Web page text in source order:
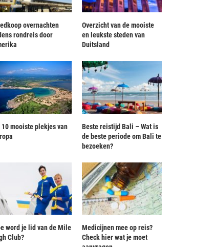
overnachten
rondreis door
Overzicht van de mooiste
en leukste steden van
Duitsland
10 mooiste plekjes van
Beste reistijd Bali – Wat is
de beste periode om Bali te
bezoeken?
word je lid van de Mile
Club?
Medicijnen mee op reis?
Check hier wat je moet